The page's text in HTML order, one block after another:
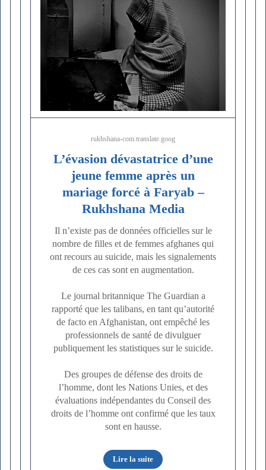
rukhshana-com.translate.goog
L’évasion dévastatrice d’une
jeune femme après un
mariage forcé à Faryab –
Rukhshana Media
Il n’existe pas de données officielles sur le
nombre de filles et de femmes afghanes qui
ont recours au suicide, mais les signalements
de ces cas sont en augmentation.
Le journal britannique The Guardian a
rapporté que les talibans, en tant qu’autorité
de facto en Afghanistan, ont empêché les
professionnels de santé de divulguer
publiquement les statistiques sur le suicide.
Des groupes de défense des droits de
l’homme, dont les Nations Unies, et des
évaluations indépendantes du Conseil des
droits de l’homme ont confirmé que les taux
sont en hausse.
Lire la suite